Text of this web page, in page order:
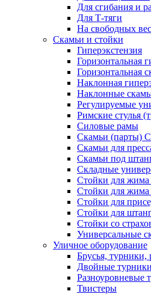
Для сгибания и
Для Т-тяги
На свободных
Скамьи и стойки
Гиперэкстензия
Горизонтальная
Горизонтальная
Наклонная
Наклонные
Регулируемые
Римские стулья
Силовые рамы
Скамьи (парты)
Скамьи для
Скамьи под
Складные
Стойки для жима
Стойки для жима
Стойки для
Стойки для
Стойки со
Универсальные
Уличное оборудование
Брусья, турники,
Двойные
Разноуровневые
Твистеры